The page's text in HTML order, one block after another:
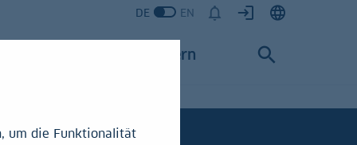
DE EN
Konzern
um die Funktionalität